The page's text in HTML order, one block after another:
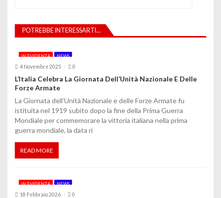
i
n
e
a
r
t
o
POTREBBE INTERESSARTI...
IN EVIDENZA NEWS
4 Novembre 2025 0
L’Italia Celebra La Giornata Dell’Unità Nazionale E Delle
Forze Armate
La Giornata dell’Unità Nazionale e delle Forze Armate fu
istituita nel 1919 subito dopo la fine della Prima Guerra
Mondiale per commemorare la vittoria italiana nella prima
guerra mondiale, la data ri
READ MORE
IN EVIDENZA NEWS
18 Febbraio 2026 0